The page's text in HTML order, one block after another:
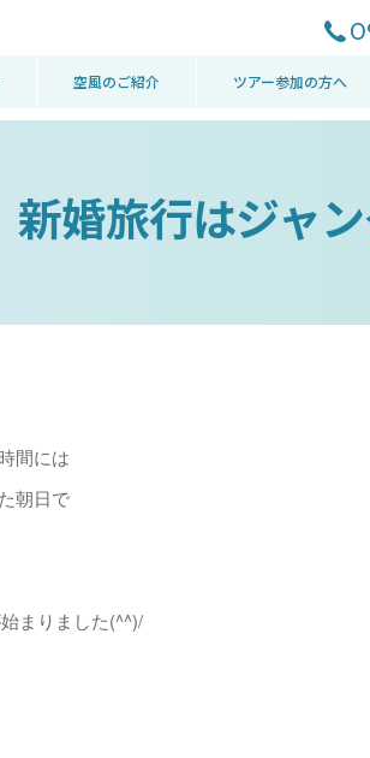
空風のご紹介 ツアー参加の方へ
新婚旅行はジャ
間には
朝日で
まりました(^^)/